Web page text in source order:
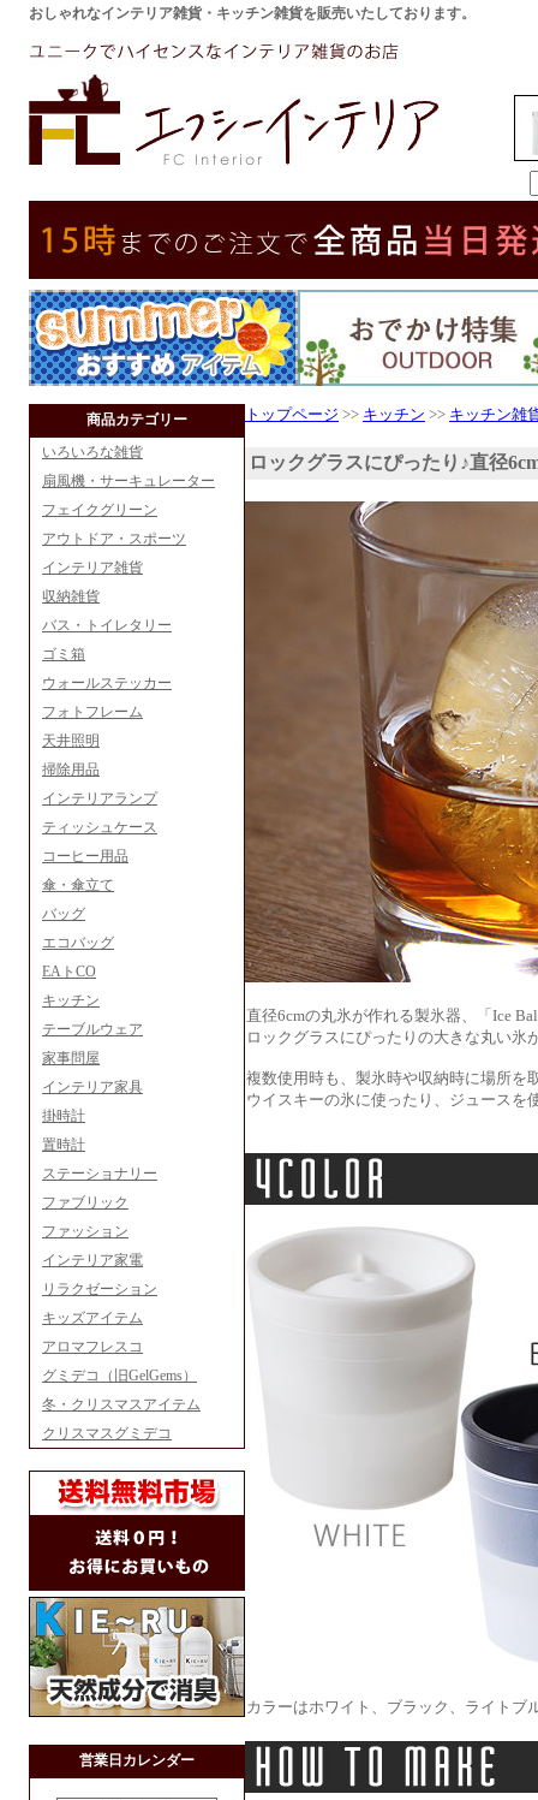
おしゃれなインテリア雑貨・キッチン雑貨を販売いたしております。
商品カテゴリー
いろいろな雑貨
扇風機・サーキュレーター
フェイクグリーン
アウトドア・スポーツ
インテリア雑貨
収納雑貨
バス・トイレタリー
ゴミ箱
ウォールステッカー
フォトフレーム
天井照明
掃除用品
インテリアランプ
ティッシュケース
コーヒー用品
傘・傘立て
バッグ
エコバッグ
EAトCO
キッチン
テーブルウェア
家事問屋
インテリア家具
掛時計
置時計
ステーショナリー
ファブリック
ファッション
インテリア家電
リラクゼーション
キッズアイテム
アロマフレスコ
グミデコ（旧GelGems）
冬・クリスマスアイテム
クリスマスグミデコ
営業日カレンダー
トップページ >> キッチン >> キッチン雑
ロックグラスにぴったり♪直径
直径6cmの丸氷が作れる製氷器、「Ice
ロックグラスにぴったりの大きな丸い氷
複数使用時も、製氷時や収納時に場所を
ウイスキーの氷に使ったり、ジュース
カラーはホワイト、ブラック、ライトブ